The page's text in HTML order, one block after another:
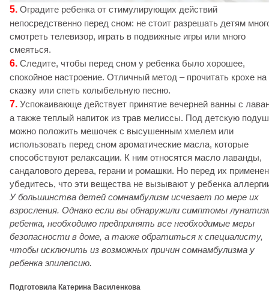
5. Оградите ребенка от стимулирующих действий
непосредственно перед сном: не стоит разрешать детям
смотреть телевизор, играть в подвижные игры или много
смеяться.
6. Следите, чтобы перед сном у ребенка было хорошее,
спокойное настроение. Отличный метод – прочитать крохе на
сказку или спеть колыбельную песню.
7. Успокаивающе действует принятие вечерней ванны с
а также теплый напиток из трав мелиссы. Под детскую
можно положить мешочек с высушенным хмелем или
использовать перед сном ароматические масла, которые
способствуют релаксации. К ним относятся масло лаванды,
сандалового дерева, герани и ромашки. Но перед их
убедитесь, что эти вещества не вызывают у ребенка
У большинства детей сомнамбулизм исчезает по мере их
взросления. Однако если вы обнаружили симптомы
ребенка, необходимо предпринять все необходимые меры
безопасности в доме, а также обратиться к специалисту,
чтобы исключить из возможных причин сомнамбулизма у
ребенка эпилепсию.
Подготовила Катерина Василенкова